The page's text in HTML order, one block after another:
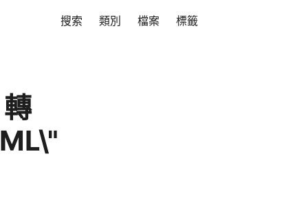
搜索 類別 檔案 標籤